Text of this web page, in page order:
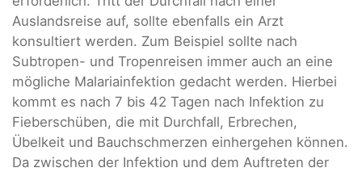
Auslandsreise auf, sollte ebenfalls ein Arzt
konsultiert werden. Zum Beispiel sollte nach
Subtropen- und Tropenreisen immer auch an eine
mögliche Malariainfektion gedacht werden. Hierbei
kommt es nach 7 bis 42 Tagen nach Infektion zu
Fieberschüben, die mit Durchfall, Erbrechen,
Übelkeit und Bauchschmerzen einhergehen können.
Da zwischen der Infektion und dem Auftreten der